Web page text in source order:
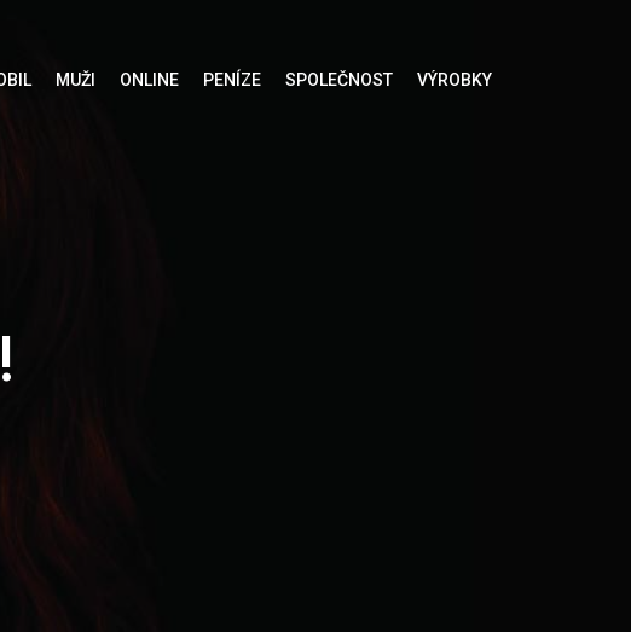
MUŽI ONLINE PENÍZE SPOLEČNOST VÝROBKY